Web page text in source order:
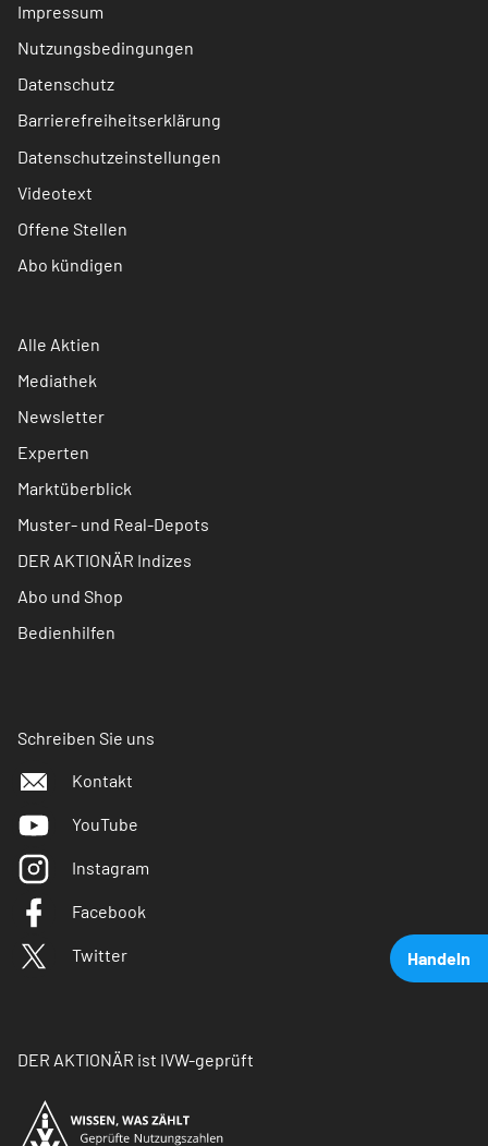
Handeln
Impressum
Nutzungsbedingungen
Datenschutz
Barrierefreiheitserklärung
Datenschutzeinstellungen
Videotext
Offene Stellen
Abo kündigen
Alle Aktien
Mediathek
Newsletter
Experten
Marktüberblick
Muster- und Real-Depots
DER AKTIONÄR Indizes
Abo und Shop
Bedienhilfen
Schreiben Sie uns
Kontakt
YouTube
Instagram
Facebook
Twitter
DER AKTIONÄR ist IVW-geprüft